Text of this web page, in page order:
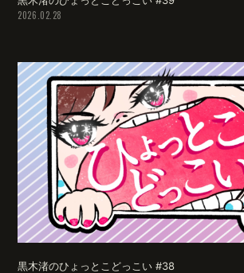
2026.02.28
黒木渚のひょっとこどっこい #38